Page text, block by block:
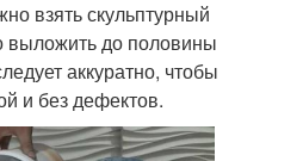
взять скульптурный
выложить до половины
аккуратно, чтобы
и без дефектов.